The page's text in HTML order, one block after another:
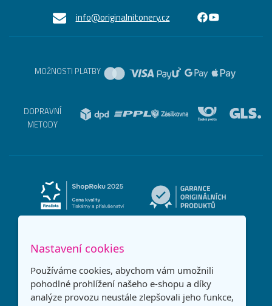
info@originalnitonery.cz
MOŽNOSTI PLATBY
DOPRAVNÍ
METODY
Nastavení cookies
Používáme cookies, abychom vám umožnili
pohodlné prohlížení našeho e-shopu a díky
analýze provozu neustále zlepšovali jeho funkce,